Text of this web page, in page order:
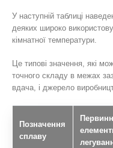
У наступній таблиці
деяких широко
кімнатної температури.
Це типові значення, які
точного складу в межах
вдача, і джерело
Позначення
сплаву